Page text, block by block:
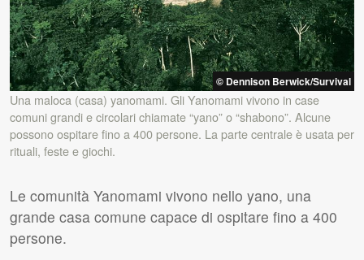
© Dennison Berwick/Survival
Una maloca (casa) yanomami. Gli Yanomami vivono in case
comuni grandi e circolari chiamate “yano” o “shabono”. Alcune
possono ospitare fino a 400 persone. La parte centrale è usata per
rituali, feste e giochi.
Le comunità Yanomami vivono nello yano, una
grande casa comune capace di ospitare fino a 400
persone.